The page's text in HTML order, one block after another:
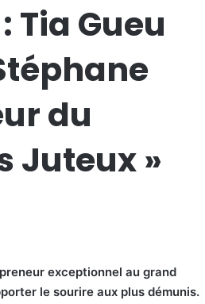
Gueu
du
Juteux »
exceptionnel au grand
le sourire aux plus démunis.